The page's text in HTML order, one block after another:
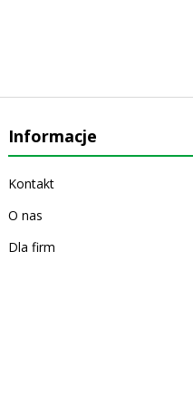
Informacje
Kontakt
O nas
Dla firm